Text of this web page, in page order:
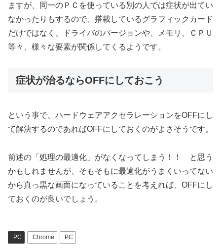
ますが、同一のＰＣを使っている別の人では症状が出てい
なかったりもするので、搭載しているグラフィックカード
だけではなく、ドライバのバージョンや、メモリ、ＣＰＵ
等々、様々な要素が関係してくるようです。
症状が治るならOFFにしておこう
という事で、ハードウェアアクセラレーションをOFFにし
て解決するのであればOFFにしておくのがよさそうです。
前述の「処理の最適化」がなくなってしまう！！ と思う
かもしれませんが、そもそもに最適化がうまくいってない
から真っ黒な画面になっていることを考えれば、OFFにし
ておくのが良いでしょう。
PC Chrome PC